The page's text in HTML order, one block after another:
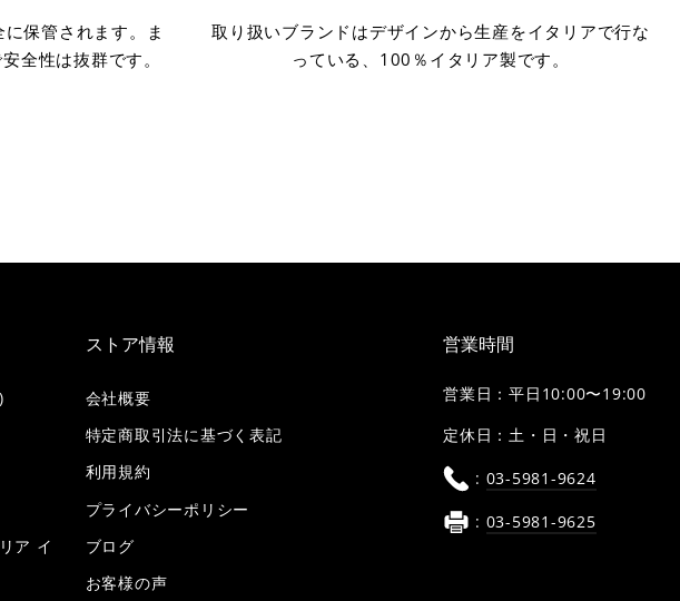
保管されます。ま
全性は抜群です。
取り扱いブランドはデザインから生産をイタリアで行な
っている、100％イタリア製です。
ア イ
ストア情報
会社概要
特定商取引法に基づく表記
利用規約
プライバシーポリシー
ブログ
お客様の声
営業時間
営業日：平日10:00〜19:00
定休日：土・日・祝日
: 03-5981-9624
: 03-5981-9625